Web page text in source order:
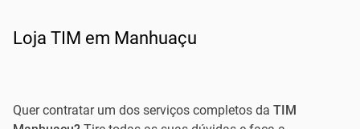
Loja TIM em Manhuaçu
Quer contratar um dos serviços completos da TIM